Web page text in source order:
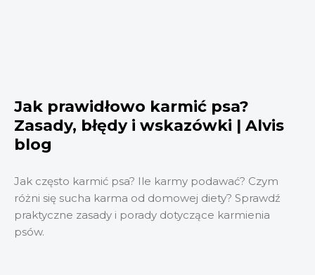
Jak prawidłowo karmić psa?
Zasady, błędy i wskazówki | Alvis
blog
Jak często karmić psa? Ile karmy podawać? Czym
różni się sucha karma od domowej diety? Sprawdź
praktyczne zasady i porady dotyczące karmienia
psów.